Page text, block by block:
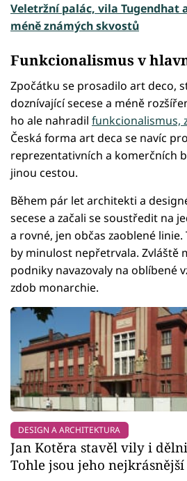
Veletržní palác, vila Tugendhat
méně známých skvostů
Funkcionalismus v
Zpočátku se prosadilo art deco,
doznívající secese a méně
ho ale nahradil funkcionalismus,
Česká forma art deca se navíc
reprezentativních a komerčních
jinou cestou.
Během pár let architekti a
secese a začali se soustředit na
a rovné, jen občas zaoblené linie.
by minulost nepřetrvala. Zvláště
podniky navazovaly na oblíbené
zdob monarchie.
DESIGN A ARCHITEKTURA
Jan Kotěra stavěl vily i
Tohle jsou jeho